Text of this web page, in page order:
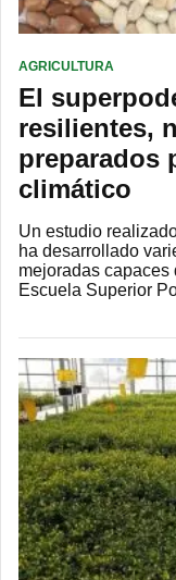
AGRICULTURA
El
resilientes,
preparados
climático
Un estudio
ha desarrollado
mejoradas capaces
Escuela Superior